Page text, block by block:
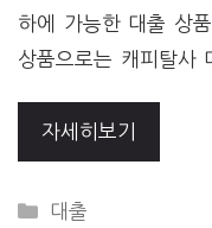
하에 가능한 대출 상
상품으로는 캐피탈사
자세히보기
CATEGORIES
대출